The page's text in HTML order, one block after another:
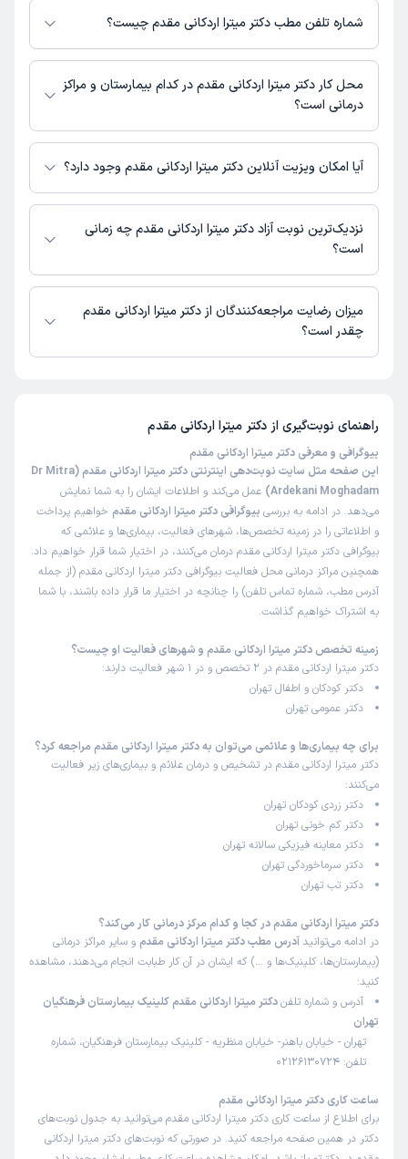
مقدم به شرح زیر است.
تهران - خیابان باهنر- خیابان منظریه - کلینیک بیمارستان فرهنگیان
شماره تلفن مطب دکتر میترا اردکانی مقدم چیست؟
کلینیک بیمارستان فرهنگیان : 02126130724
محل کار دکتر میترا اردکانی مقدم در کدام بیمارستان و مراکز
درمانی است؟
اطلاعاتی درباره محل فعالیت دکتر میترا اردکانی مقدم در مراکز درمانی در دسترس
نیست.
آیا امکان ویزیت آنلاین دکتر میترا اردکانی مقدم وجود دارد؟
در حال حاضر اطلاعاتی درباره ارائه ویزیت آنلاین توسط دکتر میترا اردکانی مقدم
در دسترس نیست. برای دریافت اطلاعات دقیق‌تر، لطفاً با مطب تماس بگیرید.
نزدیک‌ترین نوبت آزاد دکتر میترا اردکانی مقدم چه زمانی
است؟
زمان نوبت‌دهی و پذیرش بیماران با هماهنگی مطب مشخص می‌شود.
میزان رضایت مراجعه‌کنندگان از دکتر میترا اردکانی مقدم
چقدر است؟
راهنمای نوبت‌گیری از دکتر میترا اردکانی مقدم
بیوگرافی و معرفی دکتر میترا اردکانی مقدم
این صفحه مثل سایت نوبت‌دهی اینترنتی دکتر میترا اردکانی مقدم (Dr Mitra
Ardekani Moghadam) عمل می‌کند و اطلاعات ایشان را به شما نمایش
می‌دهد. در ادامه به بررسی بیوگرافی دکتر میترا اردکانی مقدم خواهیم پرداخت
و اطلاعاتی را در زمینه تخصص‌ها، شهرهای فعالیت، بیماری‌ها و علائمی که
بیوگرافی دکتر میترا اردکانی مقدم درمان می‌کنند، در اختیار شما قرار خواهیم داد.
همچنین مراکز درمانی محل فعالیت بیوگرافی دکتر میترا اردکانی مقدم (از جمله
آدرس مطب، شماره تماس تلفن) را چنانچه در اختیار ما قرار داده باشند، با شما
به اشتراک خواهیم گذاشت.
زمینه تخصص دکتر میترا اردکانی مقدم و شهرهای فعالیت او چیست؟
دکتر میترا اردکانی مقدم در 2 تخصص و در 1 شهر فعالیت دارند:
دکتر کودکان و اطفال تهران
دکتر عمومی تهران
برای چه بیماری‌ها و علائمی می‌توان به دکتر میترا اردکانی مقدم مراجعه کرد؟
دکتر میترا اردکانی مقدم در تشخیص و درمان علائم و بیماری‌های زیر فعالیت
می‌کنند:
دکتر زردی کودکان تهران
دکتر کم خونی تهران
دکتر معاینه فیزیکی سالانه تهران
دکتر سرماخوردگی تهران
دکتر تب تهران
دکتر میترا اردکانی مقدم در کجا و کدام مرکز درمانی کار می‌کند؟
در ادامه می‌توانید آدرس مطب دکتر میترا اردکانی مقدم و سایر مراکز درمانی
(بیمارستان‌ها، کلینیک‌ها و …) که ایشان در آن کار طبابت انجام می‌دهند، مشاهده
کنید:
آدرس و شماره تلفندکتر میترا اردکانی مقدم کلینیک بیمارستان فرهنگیان
تهران
تهران - خیابان باهنر- خیابان منظریه - کلینیک بیمارستان فرهنگیان، شماره
تلفن: 02126130724
ساعت کاری دکتر میترا اردکانی مقدم
برای اطلاع از ساعت کاری دکتر میترا اردکانی مقدم می‌توانید به جدول نوبت‌های
دکتر در همین صفحه مراجعه کنید. در صورتی که نوبت‌های دکتر میترا اردکانی